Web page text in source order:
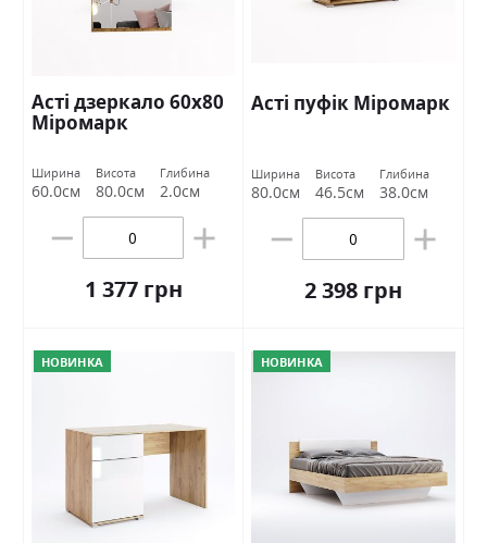
Асті дзеркало 60х80
Міромарк
Ширина
60.0см
Висота
80.0см
Глибина
2.0см
1 377 грн
Асті пуфік Міромарк
Ширина
80.0см
Висота
46.5см
Глибина
38.0см
2 398 грн
НОВИНКА НОВИНКА